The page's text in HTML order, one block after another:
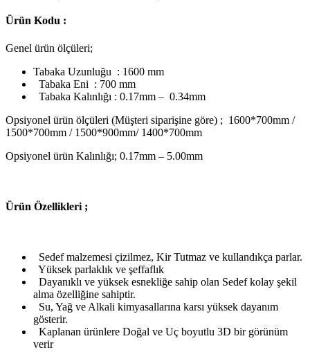
Ürün Kodu :
Genel ürün ölçüleri;
Tabaka Uzunluğu : 1600 mm
Tabaka Eni : 700 mm
Tabaka Kalınlığı : 0.17mm – 0.34mm
Opsiyonel ürün ölçüleri (Müşteri siparişine göre) ; 1600*700mm /
1500*700mm / 1500*900mm/ 1400*700mm
Opsiyonel ürün Kalınlığı; 0.17mm – 5.00mm
Ürün Özellikleri ;
Sedef malzemesi çizilmez, Kir Tutmaz ve kullandıkça parlar.
Yüksek parlaklık ve şeffaflık
Dayanıklı ve yüksek esnekliğe sahip olan Sedef kolay şekil
alma özelliğine sahiptir.
Su, Yağ ve Alkali kimyasallarına karsı yüksek dayanım
gösterir.
Kaplanan ürünlere Doğal ve Uç boyutlu 3D bir görünüm
verir